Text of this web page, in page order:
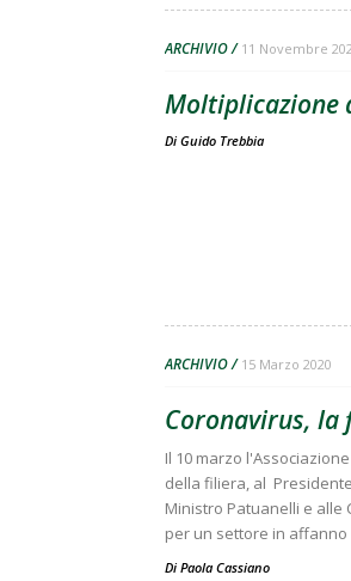
ARCHIVIO 11 Novembre
Moltiplicazione
Di Guido Trebbia
ARCHIVIO 15 Marzo 2020
Coronavirus, la
Il 10 marzo
della filiera, al
Ministro Patuanelli e alle
per un settore in affanno
Di Paola Cassiano